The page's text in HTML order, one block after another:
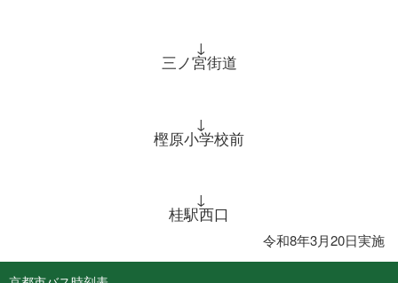
↓
三ノ宮街道
↓
樫原小学校前
↓
桂駅西口
令和8年3月20日実施